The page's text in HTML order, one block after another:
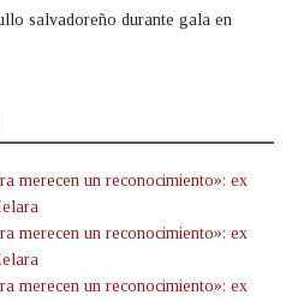
salvadoreño durante gala en
merecen un reconocimiento»: ex
merecen un reconocimiento»: ex
merecen un reconocimiento»: ex